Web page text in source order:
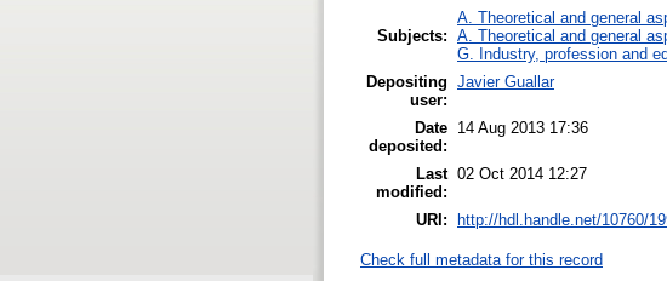
Subjects:
A. Theoretical and general
A. Theoretical and general
G. Industry, profession and
Depositing
user:
Javier Guallar
Date
deposited:
14 Aug 2013 17:36
Last
modified:
02 Oct 2014 12:27
URI: http://hdl.handle.net/10760/
Check full metadata for this record